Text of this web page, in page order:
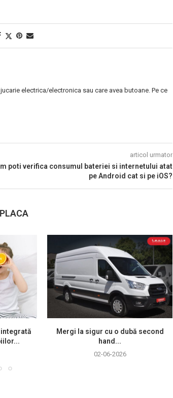
electrica/electronica sau care avea butoane. Pe ce
articol urmator
poti verifica consumul bateriei si internetului atat
pe Android cat si pe iOS?
Mergi la sigur cu o dubă second
hand...
02-06-2026